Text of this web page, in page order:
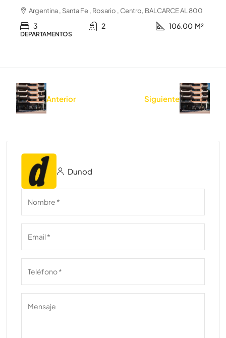
Argentina , Santa Fe , Rosario , Centro, BALCARCE AL 800
3 2 106.00 M²
DEPARTAMENTOS
Anterior Siguiente
Dunod